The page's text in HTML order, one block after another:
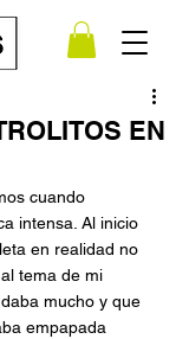
EN
cuando
intensa. Al inicio
en realidad no
tema de mi
mucho y que
empapada